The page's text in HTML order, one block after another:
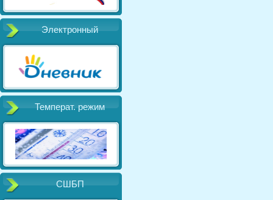
Электронный
Температ. режим
СШБП